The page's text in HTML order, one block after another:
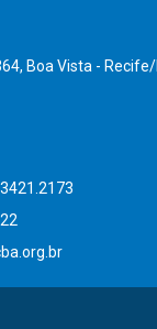
Boa Vista -